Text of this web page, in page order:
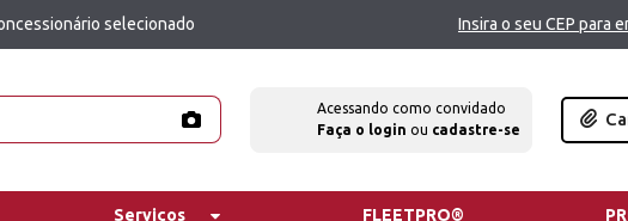
selecionado Insira o seu CEP para
Acessando como convidado
Faça o login ou cadastre-se
Serviços FLEETPRO®